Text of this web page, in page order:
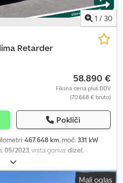
na naši lokaciji. Cedpfx Ahey
1 / 30
Retarder
58.890 €
Fiksna cena plus DDV
(70.668 € bruto)
Pokliči
467.648 km, moč: 331 kW
05/2023, vrsta goriva:dizel,
retarder
Euro 6, Oprema:ABS, klimatska
, Scania R450,Mali oglas